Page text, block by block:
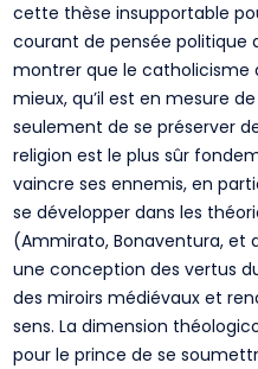
cette thèse insupportable
courant de pensée politique
montrer que le catholicisme
mieux, qu’il est en mesure
seulement de se préserver
religion est le plus sûr
vaincre ses ennemis, en
se développer dans les
(Ammirato, Bonaventura, et
une conception des vertus
des miroirs médiévaux et
sens. La dimension
pour le prince de se